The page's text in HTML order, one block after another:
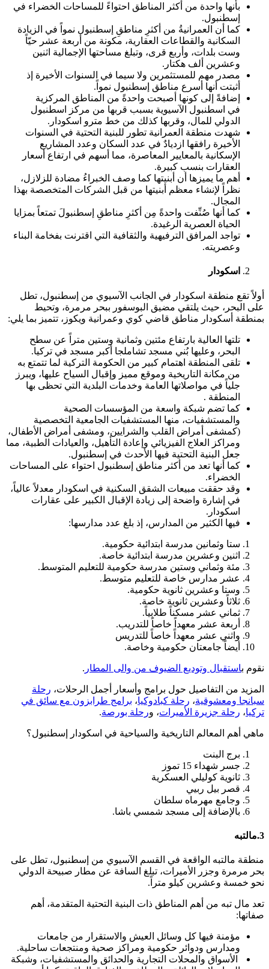
بأنها واحدة من أكثر المناطق احتواءً للمساحات الخضراء في
إسطنبول.
كما أن العمرانيةُ من أكثرِ مناطقِ إسطنبول نمواً في الزيادة
السكانية والقطاعات العقارية، مكونة من أربعة عشر حيّاً
وست بلدات، وأربع قرى، وتبلغ مساحتها الإجمالية اثنين
وعشرين ألف هكتار.
مصدر مهم للمستثمرين ولا سيما في السنوات الأخيرة إذ
أثبتت أنها أسرع مناطق إسطنبول نمواً.
إضافةً إلى كونها أصبحت واحدةً من المناطق المركزية
في اسطنبول الآسيوية بسبب قربها من مركز اسطنبول
الدولي للمال، وقربها كذلك من خط مترو اسكودار.
شهدت منطقة العمرانية تطور للبنية التحتية في السنوات
الأخيرة رافقها ازديادٌ في عدد السكان وعدد المشاريع
الإسكانية بالمعايير المعاصرة، مما أسهم في ارتفاع أسعار
العقارات بنسب كبيرة.
أهم ما يميزها أن أبنيتها كما وصف الخبراءُ مضادة للزلازل،
نظراً لإنشاء معظم أبنيتها من قبل الشركات المتخصصة بهذا
المجال.
كما أنها صُنِّفت واحدةً مِن أكثرِ مناطقِ إسطنبولَ تمتعاً بمزايا
الحياة العصرية الرغيدة.
تواجد المرافق الترفيهية والثقافية التي اقترنت بفخامة البناء
وعصريته.
اسكودار
أولاً تقع منطقة اسكودار في الجانب الآسيوي من إسطنبول، تطل
على البحر، حيث يلتقي مضيق البوسفور ببحر مرمرة، وتحيط
بمنطقة أسكودار مناطق قاضي كوي وعمرانية ويكوز، تتميز بما يلي:
تلتها العالية بارتفاع مئتين وثمانية وستين متراً عن سطح
البحر، وعليها بُني مسجد تشاملجا أكبر مسجد في تركيا.
تلقى المنطقة اهتمام كبير من الحكومة التركية لما تتمتع به
من مكانة التاريخية وموقع مميز وإقبال السياح عليها، ويبرز
جلياً في مواصلاتها العامة وخدمات البلدية التي تحظى بها
المنطقة .
كما تضم شبكة واسعة من المؤسسات الصحية
والمستشفيات، منها المستشفيات الجامعية التخصصية
(كمشفى أمراض القلب والشرايين، ومشفى أمراض الأطفال،
ومراكز العلاج الفيزيائي وإعادة التأهيل، والعيادات الطبية، مما
جعل البنية التحتية فيها الأحدث في إسطنبول.
كما أنها تعد من أكثر مناطق إسطنبول احتواء على المساحات
الخضراء.
وقد حققت مبيعات الشقق السكنية في اسكودار معدلاً عالياً،
في إشارة واضحة إلى زيادة الإقبال الكبير على عقارات
اسكودار.
فيها الكثير من المدارس، إذ بلغ عدد مدارسها:
ستا وثمانين مدرسة ابتدائية حكومية.
اثنين وعشرين مدرسة ابتدائية خاصة.
مئة وثماني وستين مدرسة حكومية للتعليم المتوسط.
عشر مدارس خاصة للتعليم متوسط.
وستا وعشرين ثانوية حكومية.
ثلاثاً وعشرين ثانوية خاصة.
ثماني عشر مسكناً طلابياً.
أربعة عشر معهداً خاصاً للتدريب.
واثني عشر معهداً خاصاً للتدريس
أيضاً جامعتان حكومية وخاصة.
نقوم باستقبال وتوديع الضيوف من والى المطار .
المزيد من التفاصيل حول برامج وأسعار أجمل الرحلات، رحلة
سبانجا ومعشوقية، رحلة كبادوكيا، برامج طرابزون مع سائق في
تركيا، رحلة جزيرة الأميرات، ورحلة بورصة.
ماهي أهم المعالم التاريخية والسياحية في اسكودار إسطنبول؟
برج البنت
جسر شهداء 15 تموز
ثانوية كوليلي العسكرية
قصر بيل ربيي
وجامع مهرماه سلطان
بالإضافة إلى مسجد شمسي باشا.
3.مالتبه
منطقة مالتبه الواقعة في القسم الآسيوي من إسطنبول، تطل على
بحر مرمرة وجزر الأميرات، تبلغ السافة عن مطار صبيحة الدولي
نحو خمسة وعشرين كيلو متراً.
تعد مال تبه من أهم المناطق ذات البنية التحتية المتقدمة، أهم
صفاتها:
مؤمنة فيها كل وسائل العيش والاستقرار من جامعات
ومدارس ودوائر حكومية ومراكز صحية ومنتجعات ساحلية.
الأسواق والمحلات التجارية والحدائق والمستشفيات، وشبكة